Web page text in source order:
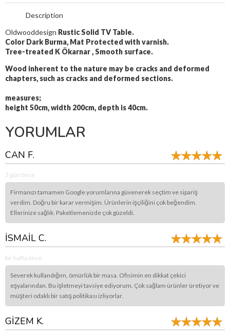
Description
Oldwooddesign Rustic Solid TV Table.
Color Dark Burma, Mat Protected with varnish.
Tree-treated K Ökarnar, Smooth surface.
Wood inherent to the nature may be cracks and deformed
chapters, such as cracks and deformed sections.
measures;
height 50cm, width 200cm, depth is 40cm.
YORUMLAR
CAN F.
3 gün önce
Firmanızı tamamen Google yorumlarına güvenerek seçtim ve sipariş
verdim. Doğru bir karar vermişim. Ürünlerin işçiliğini çok beğendim.
Ellerinize sağlık. Paketlemenizde çok güzeldi.
İSMAİL C.
bir hafta önce
Severek kullandığım, ömürlük bir masa. Ofisimin en dikkat çekici
eşyalarından. Bu işletmeyi tavsiye ediyorum. Çok sağlam ürünler üretiyor ve
müşteri odaklı bir satış politikası izliyorlar.
GİZEM K.